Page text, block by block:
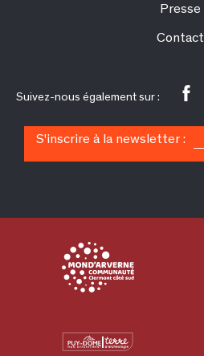
Presse
Contact
Suivez-nous également sur :
S'inscrire à la newsletter :